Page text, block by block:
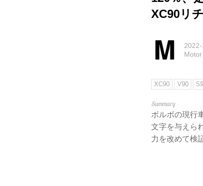
XC90リ
XC90 V90
ボルボの現行
文字を与えら
力を改めて検